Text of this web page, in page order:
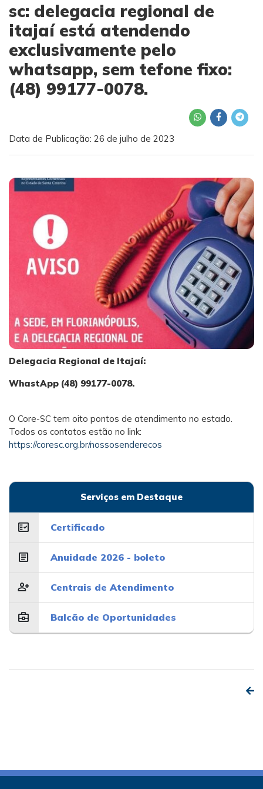
sc: delegacia regional de
itajaí está atendendo
exclusivamente pelo
whatsapp, sem tefone fixo:
(48) 99177-0078.
Data de Publicação: 26 de julho de 2023
Delegacia Regional de Itajaí:
WhastApp (48) 99177-0078.
O Core-SC tem oito pontos de atendimento no estado.
Todos os contatos estão no link:
https://coresc.org.br/nossosenderecos
Serviços em Destaque
fact_check Certificado
article Anuidade 2026 - boleto
person_add Centrais de Atendimento
business_center Balcão de Oportunidades